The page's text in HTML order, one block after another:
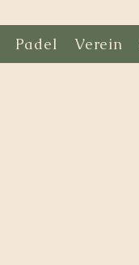
Padel Verein